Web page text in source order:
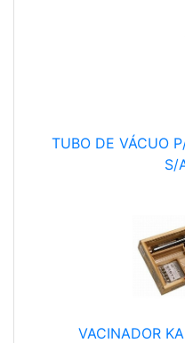
TUBO DE VÁCUO
S/
VACINADOR